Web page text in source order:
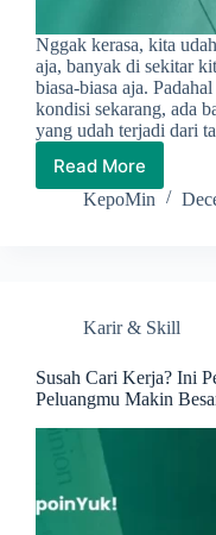
Nggak kerasa, kita
aja, banyak di sekitar
biasa-biasa aja.
kondisi sekarang, ada
yang udah terjadi dari
Read More
10
Skill
Menghadapi
KepoMin
Karir & Skill
Susah Cari Kerja? Ini
Peluangmu Makin